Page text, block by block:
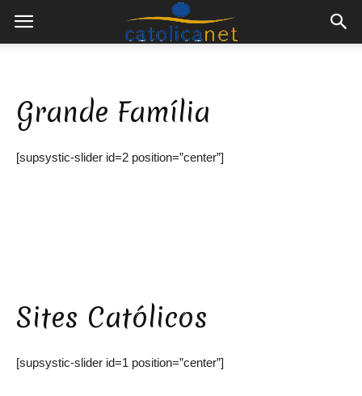
Grande Família
[supsystic-slider id=2 position=”center”]
Sites Católicos
[supsystic-slider id=1 position=”center”]